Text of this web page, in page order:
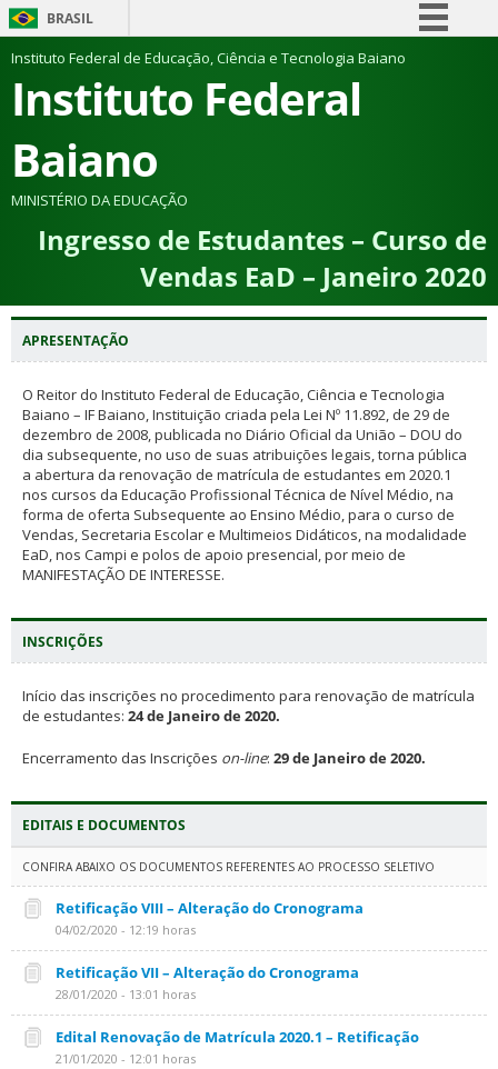
BRASIL
Simplifique!
Comunica BR
Canais
Instituto Federal de Educação, Ciência e Tecnologia Baiano
Instituto Federal
Baiano
MINISTÉRIO DA EDUCAÇÃO
Ingresso de Estudantes – Curso de
Vendas EaD – Janeiro 2020
APRESENTAÇÃO
O Reitor do Instituto Federal de Educação, Ciência e Tecnologia
Baiano – IF Baiano, Instituição criada pela Lei Nº 11.892, de 29 de
dezembro de 2008, publicada no Diário Oficial da União – DOU do
dia subsequente, no uso de suas atribuições legais, torna pública
a abertura da renovação de matrícula de estudantes em 2020.1
nos cursos da Educação Profissional Técnica de Nível Médio, na
forma de oferta Subsequente ao Ensino Médio, para o curso de
Vendas, Secretaria Escolar e Multimeios Didáticos, na modalidade
EaD, nos Campi e polos de apoio presencial, por meio de
MANIFESTAÇÃO DE INTERESSE.
INSCRIÇÕES
Início das inscrições no procedimento para renovação de matrícula
de estudantes: 24 de Janeiro de 2020.
Encerramento das Inscrições on-line: 29 de Janeiro de 2020.
EDITAIS E DOCUMENTOS
CONFIRA ABAIXO OS DOCUMENTOS REFERENTES AO PROCESSO SELETIVO
Retificação VIII – Alteração do Cronograma
04/02/2020 - 12:19 horas
Retificação VII – Alteração do Cronograma
28/01/2020 - 13:01 horas
Edital Renovação de Matrícula 2020.1 – Retificação
21/01/2020 - 12:01 horas